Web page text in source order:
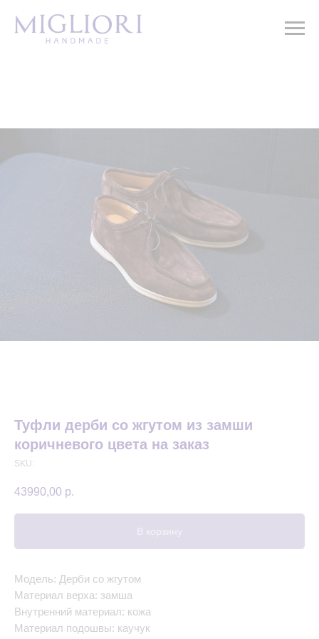
Туфли дерби со жгутом из замши
коричневого цвета на заказ
SKU:
43990,00 р.
В корзину
Модель: Дерби со жгутом
Материал верха: замша
Внутренний материал: кожа
Материал подошвы: каучук